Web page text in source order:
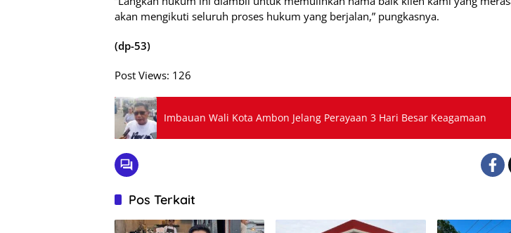
akan mengikuti seluruh proses hukum yang berjalan,” pungkasnya.
(dp-53)
Post Views: 126
Imbauan Wali Kota Ambon Jelang Perayaan 3 Hari Besar Keagamaan
Pos Terkait